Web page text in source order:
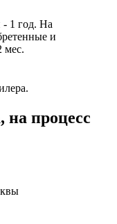
- 1 год. На
и
мес.
на процесс